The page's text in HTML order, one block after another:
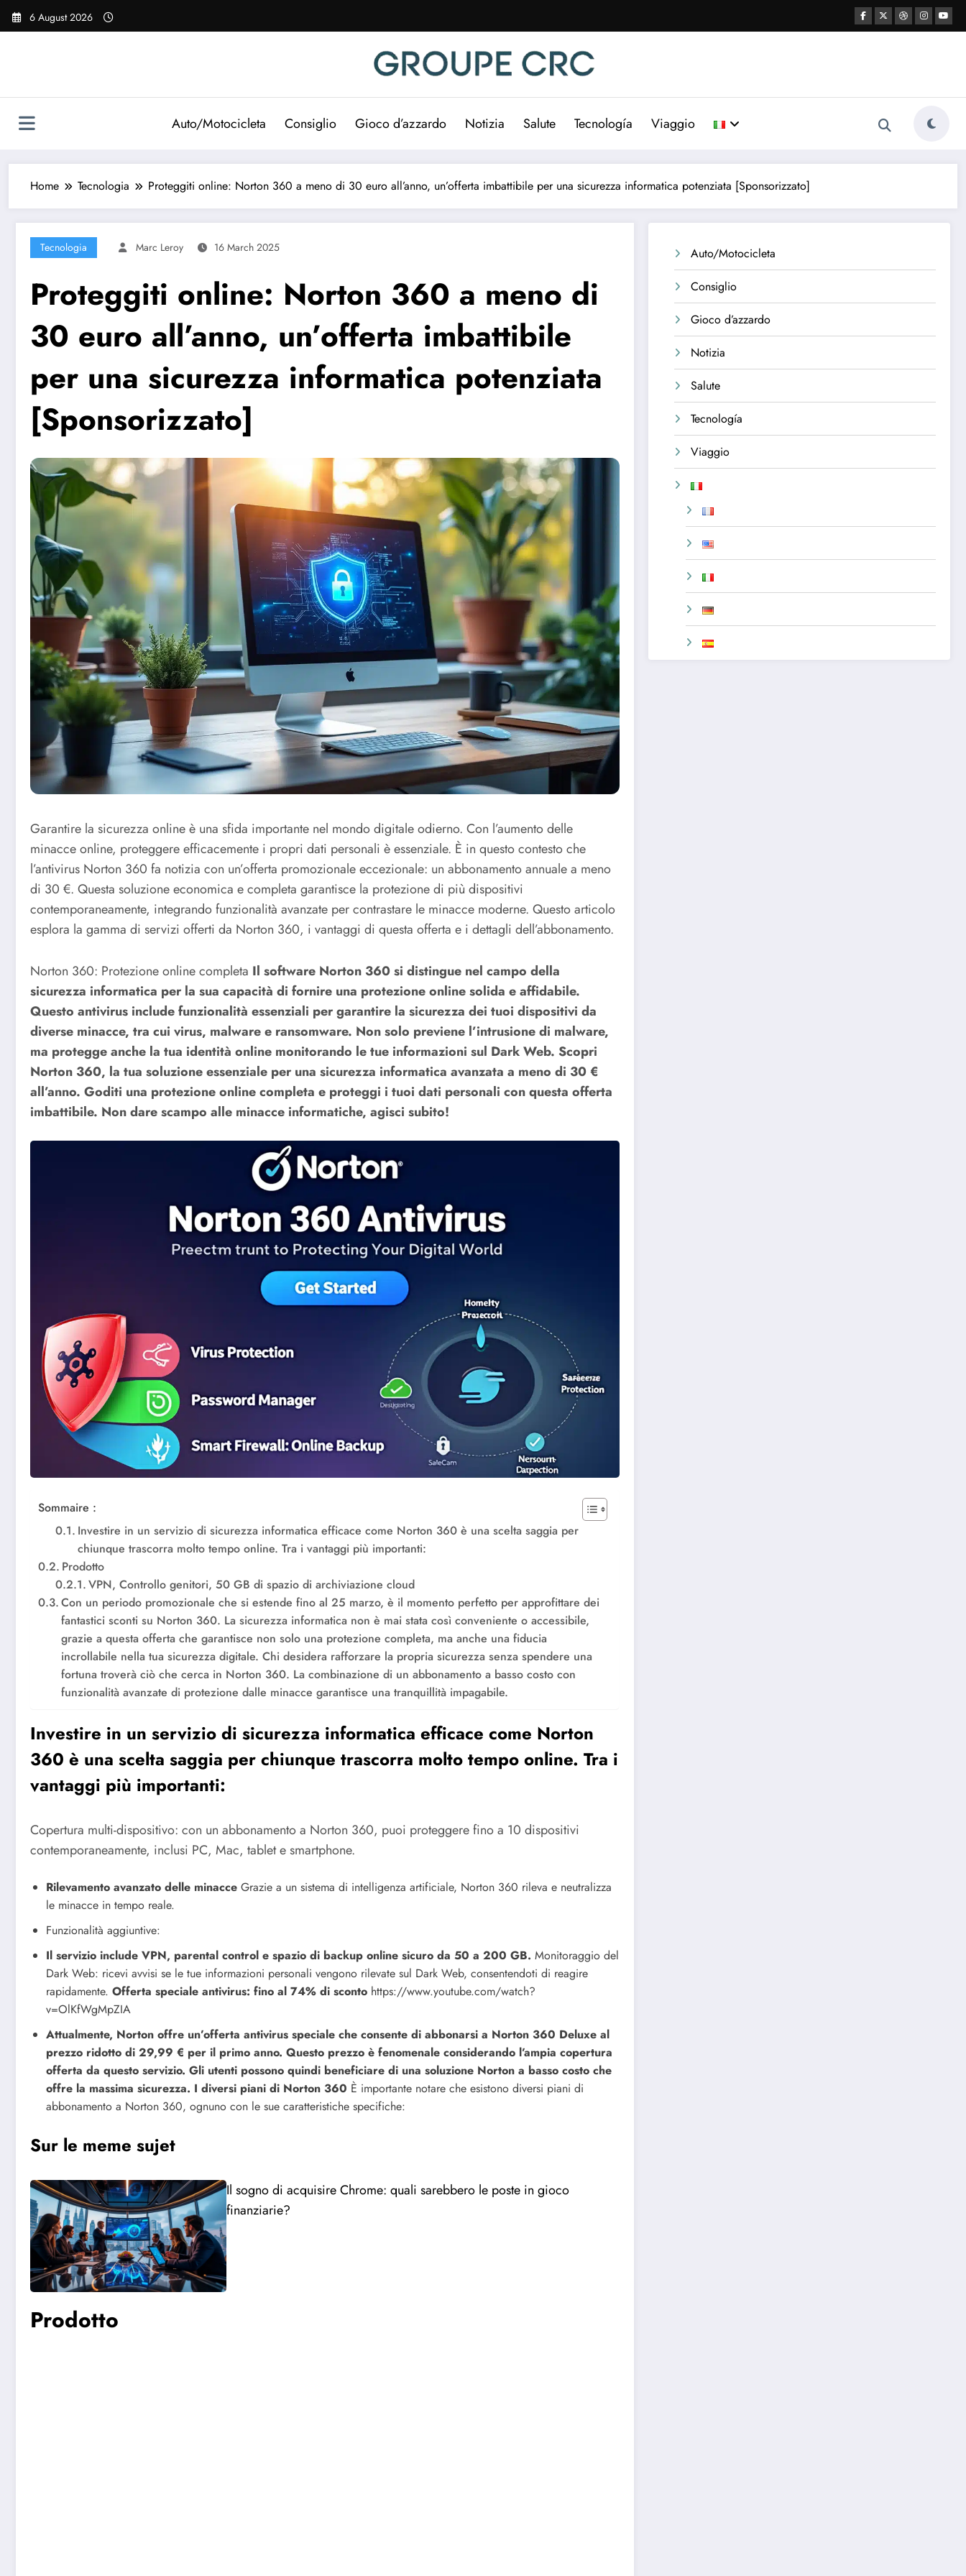
Vai
6 August 2026
Auto/Motocicleta Consiglio Gioco d’azzardo Notizia Salute Tecnología Viaggio
Home Tecnologia Proteggiti online: Norton 360 a meno di 30 euro all’anno, un’offerta imbattibile per una sicurezza informatica potenziata [Sponsorizzato]
Tecnologia Marc Leroy 16 March 2025
Proteggiti online: Norton 360 a meno di
30 euro all’anno, un’offerta imbattibile
per una sicurezza informatica potenziata
[Sponsorizzato]
Garantire la sicurezza online è una sfida importante nel mondo digitale odierno. Con l’aumento delle
minacce online, proteggere efficacemente i propri dati personali è essenziale. È in questo contesto che
l’antivirus Norton 360 fa notizia con un’offerta promozionale eccezionale: un abbonamento annuale a meno
di 30 €. Questa soluzione economica e completa garantisce la protezione di più dispositivi
contemporaneamente, integrando funzionalità avanzate per contrastare le minacce moderne. Questo articolo
esplora la gamma di servizi offerti da Norton 360, i vantaggi di questa offerta e i dettagli dell’abbonamento.
Norton 360: Protezione online completa Il software Norton 360 si distingue nel campo della
sicurezza informatica per la sua capacità di fornire una protezione online solida e affidabile.
Questo antivirus include funzionalità essenziali per garantire la sicurezza dei tuoi dispositivi da
diverse minacce, tra cui virus, malware e ransomware. Non solo previene l’intrusione di malware,
ma protegge anche la tua identità online monitorando le tue informazioni sul Dark Web. Scopri
Norton 360, la tua soluzione essenziale per una sicurezza informatica avanzata a meno di 30 €
all’anno. Goditi una protezione online completa e proteggi i tuoi dati personali con questa offerta
imbattibile. Non dare scampo alle minacce informatiche, agisci subito!
Sommaire :
Investire in un servizio di sicurezza informatica efficace come Norton 360 è una scelta saggia per
chiunque trascorra molto tempo online. Tra i vantaggi più importanti:
Prodotto
VPN, Controllo genitori, 50 GB di spazio di archiviazione cloud
Con un periodo promozionale che si estende fino al 25 marzo, è il momento perfetto per approfittare dei
fantastici sconti su Norton 360. La sicurezza informatica non è mai stata così conveniente o accessibile,
grazie a questa offerta che garantisce non solo una protezione completa, ma anche una fiducia
incrollabile nella tua sicurezza digitale. Chi desidera rafforzare la propria sicurezza senza spendere una
fortuna troverà ciò che cerca in Norton 360. La combinazione di un abbonamento a basso costo con
funzionalità avanzate di protezione dalle minacce garantisce una tranquillità impagabile.
Investire in un servizio di sicurezza informatica efficace come Norton
360 è una scelta saggia per chiunque trascorra molto tempo online. Tra i
vantaggi più importanti:
Copertura multi-dispositivo: con un abbonamento a Norton 360, puoi proteggere fino a 10 dispositivi
contemporaneamente, inclusi PC, Mac, tablet e smartphone.
Rilevamento avanzato delle minacce Grazie a un sistema di intelligenza artificiale, Norton 360 rileva e neutralizza
le minacce in tempo reale.
Funzionalità aggiuntive:
Il servizio include VPN, parental control e spazio di backup online sicuro da 50 a 200 GB. Monitoraggio del
Dark Web: ricevi avvisi se le tue informazioni personali vengono rilevate sul Dark Web, consentendoti di reagire
rapidamente. Offerta speciale antivirus: fino al 74% di sconto https://www.youtube.com/watch?
v=OlKfWgMpZIA
Attualmente, Norton offre un’offerta antivirus speciale che consente di abbonarsi a Norton 360 Deluxe al
prezzo ridotto di 29,99 € per il primo anno. Questo prezzo è fenomenale considerando l’ampia copertura
offerta da questo servizio. Gli utenti possono quindi beneficiare di una soluzione Norton a basso costo che
offre la massima sicurezza. I diversi piani di Norton 360 È importante notare che esistono diversi piani di
abbonamento a Norton 360, ognuno con le sue caratteristiche specifiche:
Sur le meme sujet
Il sogno di acquisire Chrome: quali sarebbero le poste in gioco
finanziarie?
Prodotto
Auto/Motocicleta
Consiglio
Gioco d’azzardo
Notizia
Salute
Tecnología
Viaggio